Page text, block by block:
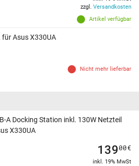
Artikel verfügbar
zzgl. Versandkosten
Asus X330UA
Nicht mehr lieferbar
A Docking Station inkl. 130W Netzteil
X330UA
13900€
inkl. 19% MwSt